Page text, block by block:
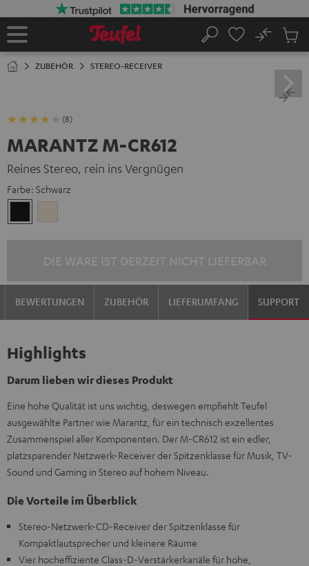
Startseite
Suche
No
ZUBEHÖR STEREO-RECEIVER
(8)
MARANTZ M-CR612
Reines Stereo, rein ins Vergnügen
Farbe: Schwarz
BEWERTUNGEN ZUBEHÖR LIEFERUMFANG SUPPORT
Highlights
Darum lieben wir dieses Produkt
Eine hohe Qualität ist uns wichtig, deswegen empfiehlt Teufel
ausgewählte Partner wie Marantz, für ein technisch exzellentes
Zusammenspiel aller Komponenten. Der M-CR612 ist ein edler,
platzsparender Netzwerk-Receiver der Spitzenklasse für Musik, TV-
Sound und Gaming in Stereo auf hohem Niveau.
Die Vorteile im Überblick
Stereo-Netzwerk-CD-Receiver der Spitzenklasse für
Kompaktlautsprecher und kleinere Räume
Vier hocheffiziente Class-D-Verstärkerkanäle für hohe,